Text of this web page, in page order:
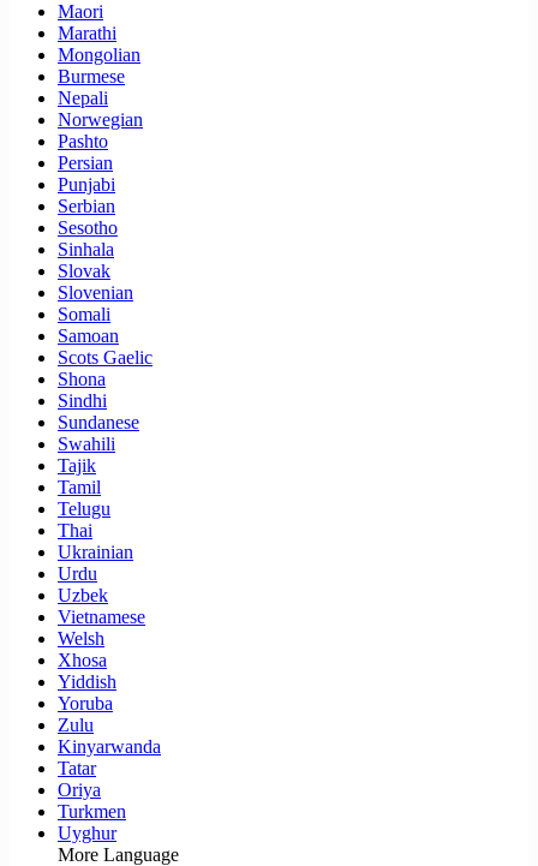
Maori
Marathi
Mongolian
Burmese
Nepali
Norwegian
Pashto
Persian
Punjabi
Serbian
Sesotho
Sinhala
Slovak
Slovenian
Somali
Samoan
Scots Gaelic
Shona
Sindhi
Sundanese
Swahili
Tajik
Tamil
Telugu
Thai
Ukrainian
Urdu
Uzbek
Vietnamese
Welsh
Xhosa
Yiddish
Yoruba
Zulu
Kinyarwanda
Tatar
Oriya
Turkmen
Uyghur
More Language